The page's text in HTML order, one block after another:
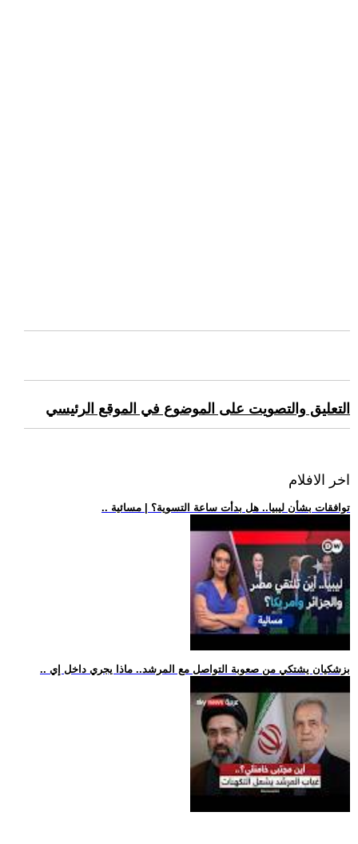
التعليق والتصويت على الموضوع في الموقع الرئيسي
اخر الافلام
.. توافقات بشأن ليبيا.. هل بدأت ساعة التسوية؟ | مسائية
.. بزشكيان يشتكي من صعوبة التواصل مع المرشد.. ماذا يجري داخل إي